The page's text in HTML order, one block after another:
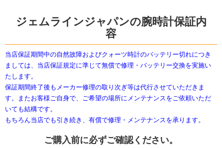
ジェムラインジャパンの腕時計保証内
容
当店保証期間中の自然故障およびクォーツ時計のバッテリー切れにつき
ましては、当店保証規定に準じて無償で修理・バッテリー交換を実施い
たします。
保証期間終了後もメーカー修理の取り次ぎ等は代行させていただきま
す。またお客様ご自身で、ご希望の場所にメンテナンスをご依頼いただ
いても結構です。
もちろん当店でも引き続き、有償で修理・メンテナンスを承ります。
ご購入前に必ずご確認ください。